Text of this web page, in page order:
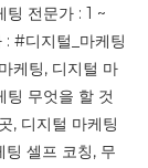
전문가 : 1 ~
#디지털_마케팅
케팅, 디지털 마
무엇을 할 것
, 디지털 마케팅
셀프 코칭, 무